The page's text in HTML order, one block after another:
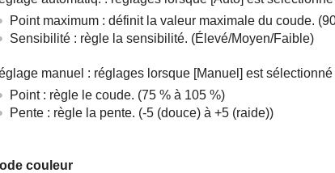
Point maximum : définit la valeur maximale du coude.
Sensibilité : règle la sensibilité. (Élevé/Moyen/Faible)
manuel : réglages lorsque [Manuel] est
Point: règle le coude. (75 % à 105 %)
Pente : règle la pente. (-5 (douce) à +5 (raide))
couleur